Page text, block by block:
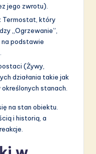
jego zwrotu).
Termostat, który
„Ogrzewanie”,
na podstawie
(Żywy,
działania takie jak
określonych stanach.
na stan obiektu.
i historią, a